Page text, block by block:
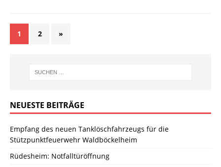
1 2 »
NEUESTE BEITRÄGE
Empfang des neuen Tanklöschfahrzeugs für die
Stützpunktfeuerwehr Waldböckelheim
Rüdesheim: Notfalltüröffnung